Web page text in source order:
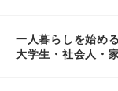
一人暮らしを始め
大学生・社会人・